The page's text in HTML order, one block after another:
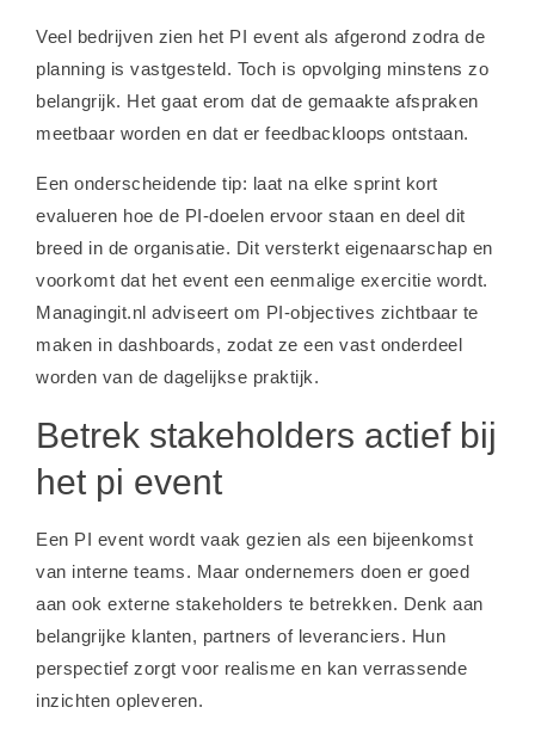
Veel bedrijven zien het PI event als afgerond zodra de
planning is vastgesteld. Toch is opvolging minstens zo
belangrijk. Het gaat erom dat de gemaakte afspraken
meetbaar worden en dat er feedbackloops ontstaan.
Een onderscheidende tip: laat na elke sprint kort
evalueren hoe de PI-doelen ervoor staan en deel dit
breed in de organisatie. Dit versterkt eigenaarschap en
voorkomt dat het event een eenmalige exercitie wordt.
Managingit.nl adviseert om PI-objectives zichtbaar te
maken in dashboards, zodat ze een vast onderdeel
worden van de dagelijkse praktijk.
Betrek stakeholders actief bij
het pi event
Een PI event wordt vaak gezien als een bijeenkomst
van interne teams. Maar ondernemers doen er goed
aan ook externe stakeholders te betrekken. Denk aan
belangrijke klanten, partners of leveranciers. Hun
perspectief zorgt voor realisme en kan verrassende
inzichten opleveren.